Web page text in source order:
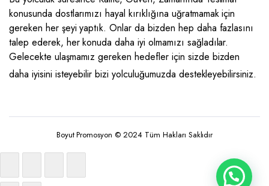
konusunda dostlarımızı hayal kırıklığına uğratmamak için
gereken her şeyi yaptık. Onlar da bizden hep daha fazlasını
talep ederek, her konuda daha iyi olmamızı sağladılar.
Gelecekte ulaşmamız gereken hedefler için sizde bizden
daha iyisini isteyebilir bizi yolculuğumuzda destekleyebilirsiniz.
Boyut Promosyon © 2024 Tüm Hakları Saklıdır